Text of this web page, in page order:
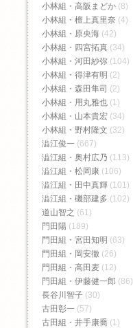
小林組・高阪まどか (8)
小林組・檀上真里奈 (4)
小林組・原央海 (42)
小林組・四宮拓真 (34)
小林組・河田紗弥 (104)
小林組・得津有明 (2)
小林組・森田隼司 (2)
小林組・用丸雅也 (1)
小林組・山本貴宏 (34)
小林組・野村隆文 (32)
澁江俊一 (667)
澁江組・奥村広乃 (113)
澁江組・松岡康 (106)
澁江組・田中真輝 (101)
澁江組・磯部建多 (102)
道山智之 (61)
門田陽 (189)
門田組・宮田知明 (63)
門田組・岡安徹 (26)
門田組・高田麦 (12)
門田組・伊藤健一郎 (86)
長谷川智子 (30)
古田彰一 (57)
古田組・井手康喬 (1)